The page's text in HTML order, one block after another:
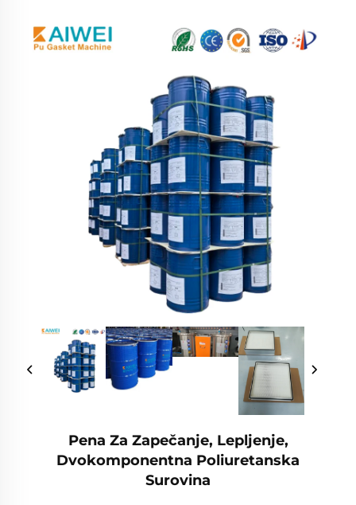
Pena Za Zapečanje, Lepljenje,
Dvokomponentna Poliuretanska
Surovina